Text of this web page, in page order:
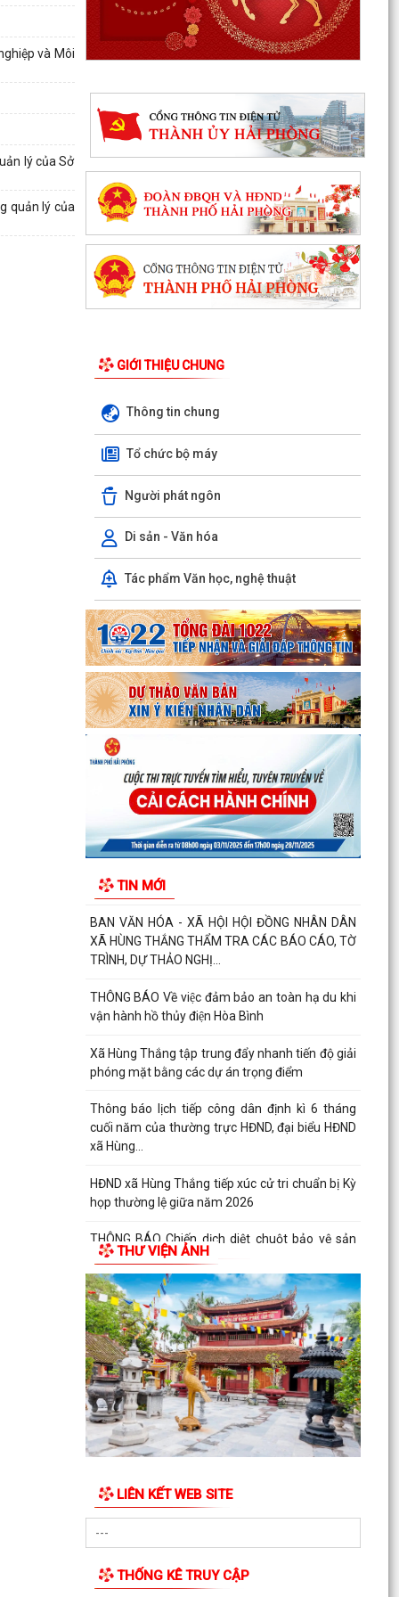
và Môi
lý của Sở
quản lý của
GIỚI THIỆU CHUNG
Thông tin chung
Tổ chức bộ máy
Người phát ngôn
Di sản - Văn hóa
Tác phẩm Văn học, nghệ thuật
TIN MỚI
Quyết định phê duyệt kết quả kỳ xét tuyển viên
chức Ban quản lý dự án đầu tư xây dựng xã
XÃ HÙNG THẮNG TỔ CHỨC LỄ CHÀO CỜ ĐẦU
THÁNG 8/2026
Hải Phòng giảm thời gian giải quyết từ 50% trở
lên hơn 1.900 thủ tục hành chính
XÃ HÙNG THẮNG CÔNG BỐ CÁC QUYẾT ĐỊNH
VỀ CÔNG TÁC CÁN BỘ TẠI TRƯỜNG TRUNG
HỌC CƠ SỞ VINH QUANG
Hội nghị toàn quốc quán triệt và triển khai thực
hiện Nghị quyết Hội nghị lần thứ ba Ban Chấp
hành...
Đảng ủy xã Hùng Thắng tổ chức lớp bồi dưỡng,
tập huấn lý luận chính trị hè năm 2026
TRI ÂN CÁC ANH HÙNG LIỆT SĨ – THẮP SÁNG
ĐẠO LÝ "UỐNG NƯỚC NHỚ NGUỒN"
ỦY BAN MTTQ VIỆT NAM XÃ HÙNG THẮNG SƠ
KẾT CÔNG TÁC MẶT TRẬN 6 THÁNG ĐẦU NĂM
MANG BẢN SẮC ĐI CÙNG THẾ GIỚI
THƯỜNG TRỰC HỘI ĐỒNG NHÂN DÂN XÃ HÙNG
BỊ KỲ HỌP THỨ 3
BAN VĂN HÓA - XÃ HỘI HỘI ĐỒNG NHÂN DÂN
XÃ HÙNG THẮNG THẨM TRA CÁC BÁO CÁO, TỜ
TRÌNH, DỰ THẢO NGHỊ...
THÔNG BÁO Về việc đảm bảo an toàn hạ du khi
vận hành hồ thủy điện Hòa Bình
Xã Hùng Thắng tập trung đẩy nhanh tiến độ giải
phóng mặt bằng các dự án trọng điểm
Thông báo lịch tiếp công dân định kì 6 tháng
cuối năm của thường trực HĐND, đại biểu HĐND
xã Hùng...
HĐND xã Hùng Thắng tiếp xúc cử tri chuẩn bị Kỳ
họp thường lệ giữa năm 2026
THÔNG BÁO Chiến dịch diệt chuột bảo vệ sản
xuất vụ Mùa năm 2026 trên địa bàn xã Hùng
Thắng
Về việc ủy quyền thực hiện nhiệm vụ thuộc thẩm
quyền của Ủy ban nhân dân thành phố trong
việc giải...
Quyết định số 2569/QĐ-UBND ngày 03/7/2026
của Uỷ ban nhân dân thành phố Hải Phòng về
việc công bố...
Kế hoạch tiếp công dân 6 tháng cuối năm 2026
của Chủ tịch Ủy ban nhân dân xã Hùng Thắng
Quyết định ban hành Quy chế tiếp công dân của
Chủ tịch UBND xã Hùng Thắng
THƯ VIỆN ẢNH
LIÊN KẾT WEB SITE
THỐNG KÊ TRUY CẬP